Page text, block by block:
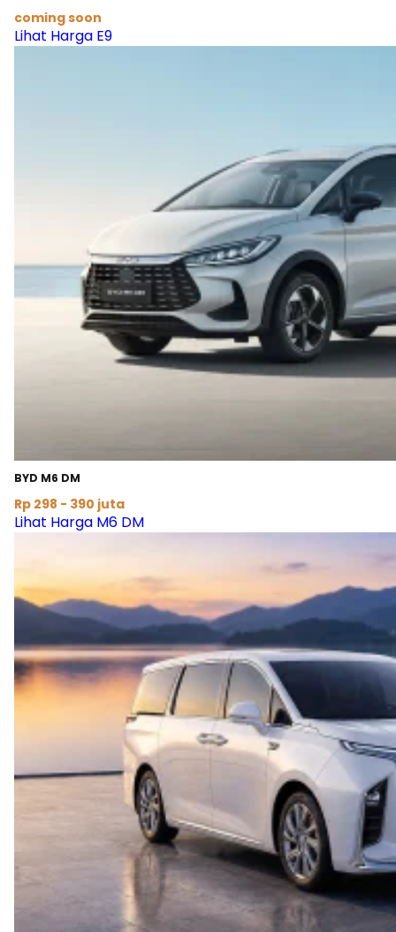
coming soon
Lihat Harga E9
BYD M6 DM
Rp 298 - 390 juta
Lihat Harga M6 DM